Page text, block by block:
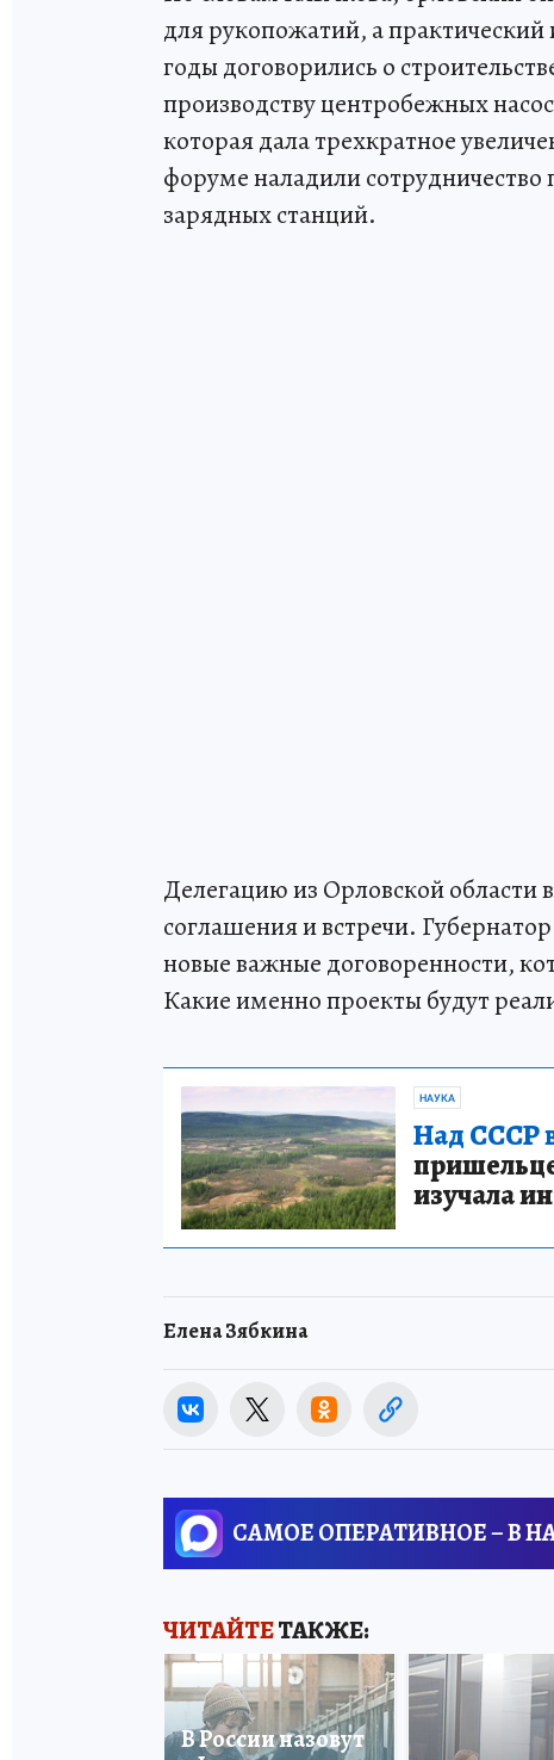
для рукопожатий, а
годы договорились о
производству центробежных
которая дала трехкратное
форуме наладили сотрудничество
зарядных станций.
Делегацию из Орловской
соглашения и встречи.
новые важные договоренности,
Какие именно проекты будут
НАУКА
Над СССР
изучала
Елена Зябкина
САМОЕ ОПЕРАТИВНОЕ – В
ЧИТАЙТЕТАКЖЕ:
В России назовут